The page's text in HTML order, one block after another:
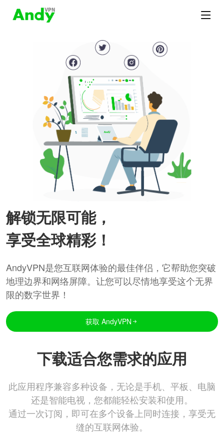
解锁无限可能，
享受全球精彩！
AndyVPN是您互联网体验的最佳伴侣，它帮助您突破
地理边界和网络屏障。让您可以尽情地享受这个无界
限的数字世界！
获取 AndyVPN
下载适合您需求的应用
此应用程序兼容多种设备，无论是手机、平板、电脑
还是智能电视，您都能轻松安装和使用。
通过一次订阅，即可在多个设备上同时连接，享受无
缝的互联网体验。